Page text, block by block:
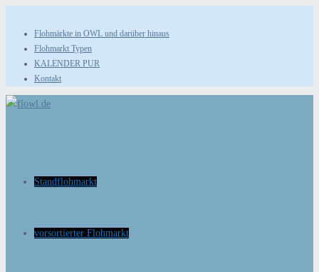
Inhalt
springen
Flohmärkte in OWL und darüber hinaus
Flohmarkt Typen
KALENDER PUR
Kontakt
Standflohmarkt
vorsortierter Flohmarkt